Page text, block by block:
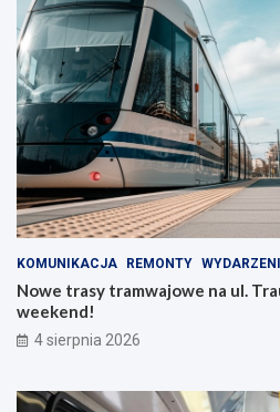
KOMUNIKACJA REMONTY
Nowe trasy tramwajowe na ul.
weekend!
4 sierpnia 2026